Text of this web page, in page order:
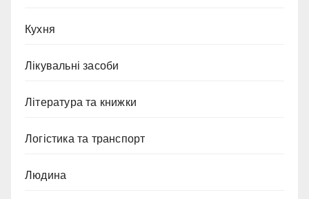
Кухня
Лікувальні засоби
Література та книжки
Логістика та транспорт
Людина